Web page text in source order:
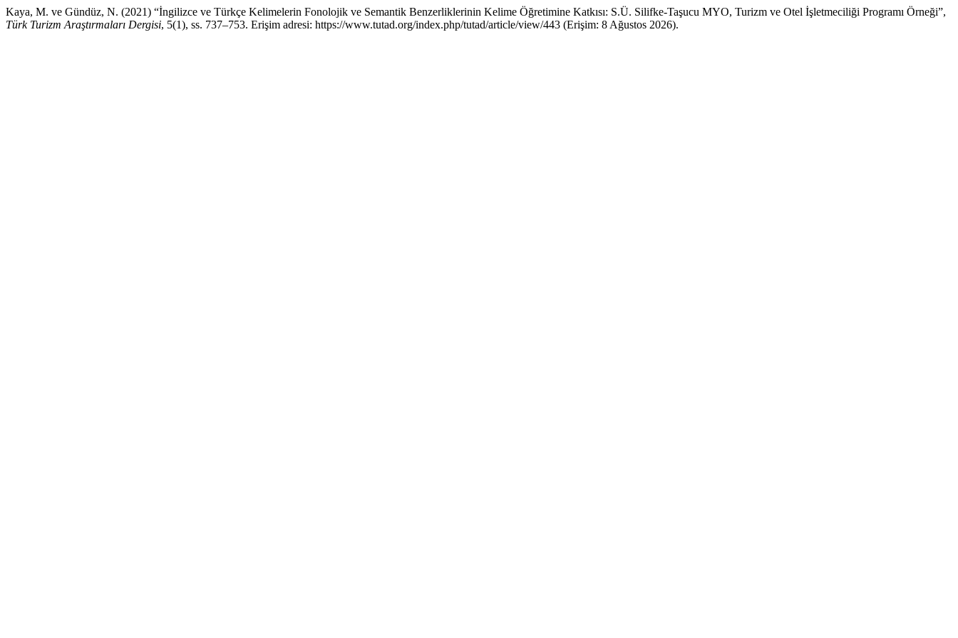
Kaya, M. ve Gündüz, N. (2021) “İngilizce ve Türkçe Kelimelerin Fonolojik ve Semantik Benzerliklerinin Kelime Öğretimine Katkısı: S.Ü. Silifke-Taşucu MYO, Turizm ve Otel İşletmeciliği Programı Örneği”,
Türk Turizm Araştırmaları Dergisi, 5(1), ss. 737–753. Erişim adresi: https://www.tutad.org/index.php/tutad/article/view/443 (Erişim: 8 Ağustos 2026).